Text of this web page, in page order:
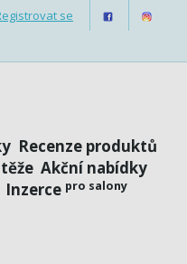
se
Recenze produktů
Akční nabídky
Inzerce pro salony